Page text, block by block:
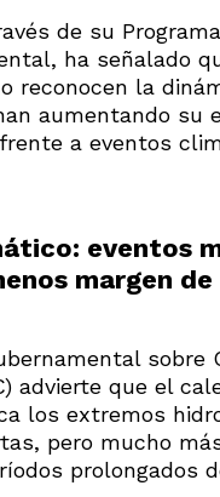
de su
ha señalado
reconocen la
aumentando su
a eventos
eventos
margen
sobre
advierte que el
los extremos
pero mucho
prolongados